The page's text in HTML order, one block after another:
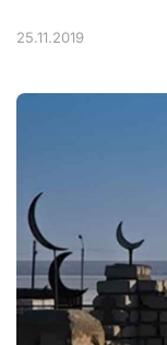
25.11.2019